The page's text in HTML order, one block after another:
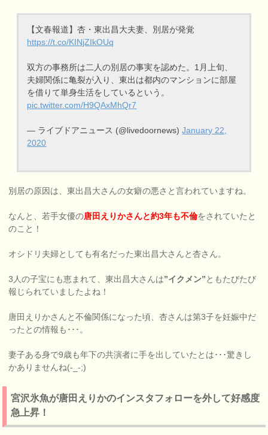
【文春報道】杏・東出昌大夫妻、別居が発覚
https://t.co/KINjZIkOUq
双方の事務所は二人の別居の事実を認めた。1月上旬、
夫婦関係に亀裂が入り、東出は都内のマンションに部屋
を借りて単身生活をしているという。
pic.twitter.com/H9QAxMhQr7
— ライブドアニュース (@livedoornews)January 22,
2020
別居の原因は、東出昌大さんの女癖の悪さと言われていますね。
なんと、若手女優の唐田えりかさんと約3年も不倫をされていたと
のこと！
オシドリ夫婦としても有名だった東出昌大さんと杏さん。
3人の子宝にも恵まれて、東出昌大さんは”イクメン”ともたびたび
報じられていましたよね！
唐田えりかさんと不倫関係になった頃、杏さんは第3子を妊娠中だ
ったとの情報も･･･。
妻子ある身で9歳も年下の共演者に手を出していたとは･･･驚きし
かありませんね(-_-;)
宮沢氷魚が唐田えりかのインスタフォローを外して好感度
急上昇！